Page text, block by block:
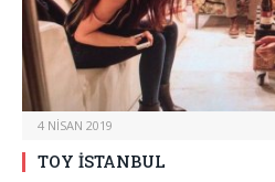
4 NISAN 2019
TOY İSTANBUL